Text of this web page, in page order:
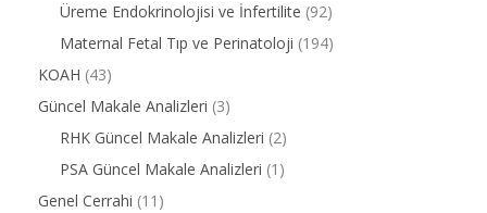
Üreme Endokrinolojisi ve İnfertilite (92)
Maternal Fetal Tıp ve Perinatoloji (194)
KOAH (43)
Güncel Makale Analizleri (3)
RHK Güncel Makale Analizleri (2)
PSA Güncel Makale Analizleri (1)
Genel Cerrahi (11)